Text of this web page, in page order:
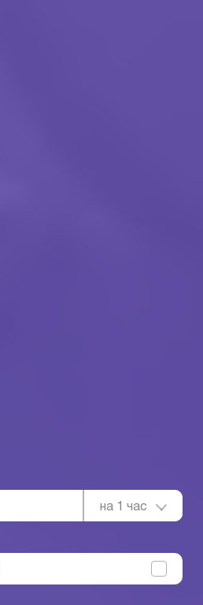
на 1 час